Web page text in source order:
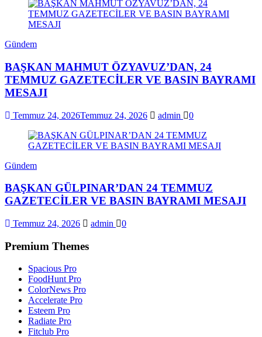
Gündem
BAŞKAN MAHMUT ÖZYAVUZ’DAN, 24
TEMMUZ GAZETECİLER VE BASIN BAYRAMI
MESAJI
Temmuz 24, 2026Temmuz 24, 2026 admin 0
Gündem
BAŞKAN GÜLPINAR’DAN 24 TEMMUZ
GAZETECİLER VE BASIN BAYRAMI MESAJI
Temmuz 24, 2026 admin 0
Premium Themes
Spacious Pro
FoodHunt Pro
ColorNews Pro
Accelerate Pro
Esteem Pro
Radiate Pro
Fitclub Pro